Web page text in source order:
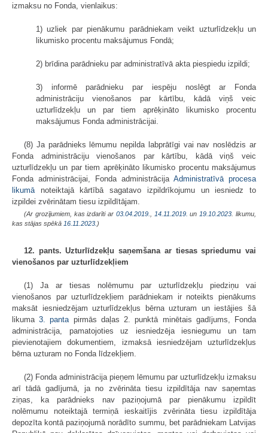
izmaksu no Fonda, vienlaikus:
1) uzliek par pienākumu parādniekam veikt uzturlīdzekļu un
likumisko procentu maksājumus Fondā;
2) brīdina parādnieku par administratīvā akta piespiedu izpildi;
3) informē parādnieku par iespēju noslēgt ar Fonda
administrāciju vienošanos par kārtību, kādā viņš veic
uzturlīdzekļu un par tiem aprēķināto likumisko procentu
maksājumus Fonda administrācijai.
(8) Ja parādnieks lēmumu nepilda labprātīgi vai nav noslēdzis ar
Fonda administrāciju vienošanos par kārtību, kādā viņš veic
uzturlīdzekļu un par tiem aprēķināto likumisko procentu maksājumus
Fonda administrācijai, Fonda administrācija Administratīvā procesa
likumā noteiktajā kārtībā sagatavo izpildrīkojumu un iesniedz to
izpildei zvērinātam tiesu izpildītājam.
(Ar grozījumiem, kas izdarīti ar 03.04.2019. 14.11.2019. un 19.10.2023 . likumu,
kas stājas spēkā 16.11.2023. )
12. pants. Uzturlīdzekļu saņemšana ar tiesas spriedumu vai
vienošanos par uzturlīdzekļiem
(1) Ja ar tiesas nolēmumu par uzturlīdzekļu piedziņu vai
vienošanos par uzturlīdzekļiem parādniekam ir noteikts pienākums
maksāt iesniedzējam uzturlīdzekļus bērna uzturam un iestājies šā
likuma3. panta pirmās daļas 2. punktā minētais gadījums, Fonda
administrācija, pamatojoties uz iesniedzēja iesniegumu un tam
pievienotajiem dokumentiem, izmaksā iesniedzējam uzturlīdzekļus
bērna uzturam no Fonda līdzekļiem.
(2) Fonda administrācija pieņem lēmumu par uzturlīdzekļu izmaksu
arī tādā gadījumā, ja no zvērināta tiesu izpildītāja nav saņemtas
ziņas, ka parādnieks nav paziņojumā par pienākumu izpildīt
nolēmumu noteiktajā termiņā ieskaitījis zvērināta tiesu izpildītāja
depozīta kontā paziņojumā norādīto summu, bet parādniekam Latvijas